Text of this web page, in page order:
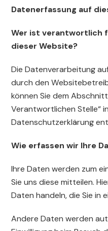
Datenerfassung auf
Wer ist verantwortlich
dieser Website?
Die Datenverarbeitung
durch den
können Sie dem
Verantwortlichen Stelle“
Datenschutzerklärung
Wie erfassen wir Ihre
Ihre Daten werden zum
Sie uns diese mitteilen.
Daten handeln, die Sie in
Andere Daten werden